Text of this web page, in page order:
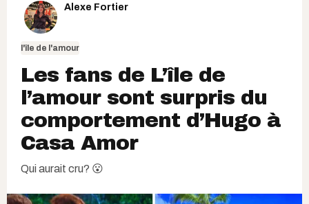
Alexe Fortier
l'île de l'amour
Les fans de L’île de
l’amour sont surpris du
comportement d’Hugo à
Casa Amor
Qui aurait cru? 😮